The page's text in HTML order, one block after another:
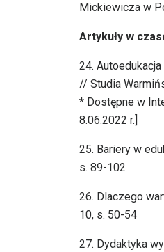
Mickiewicza w
Artykuły w
24.
// Studia
* Dostępne w
8.06.2022 r.]
25. Bariery w
s. 89-102
26. Dlaczego
10, s. 50-54
27. Dydaktyka